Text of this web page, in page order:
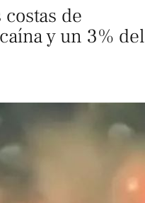
de
y un 3% del